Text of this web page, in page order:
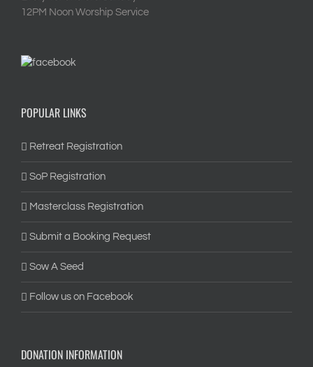
12PM Noon Worship Service
POPULAR LINKS
Retreat Registration
SoP Registration
Masterclass Registration
Submit a Booking Request
Sow A Seed
Follow us on Facebook
DONATION INFORMATION